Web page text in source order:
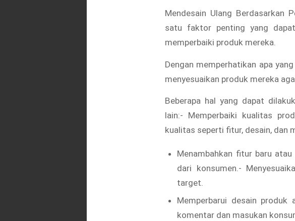
Mendesain Ulang Berdasarkan
satu faktor penting yang
memperbaiki produk mereka.
Dengan memperhatikan apa
menyesuaikan produk mereka
Beberapa hal yang dapat
lain:- Memperbaiki kualitas
kualitas seperti fitur, desain, dan
Menambahkan fitur baru
dari konsumen.-
target.
Memperbarui desain produk
komentar dan masukan